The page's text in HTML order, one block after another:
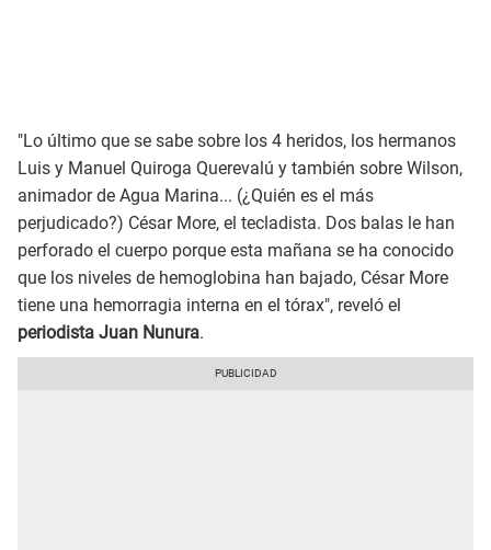
"Lo último que se sabe sobre los 4 heridos, los hermanos
Luis y Manuel Quiroga Querevalú y también sobre Wilson,
animador de Agua Marina... (¿Quién es el más
perjudicado?) César More, el tecladista. Dos balas le han
perforado el cuerpo porque esta mañana se ha conocido
que los niveles de hemoglobina han bajado, César More
tiene una hemorragia interna en el tórax", reveló el
periodista Juan Nunura.